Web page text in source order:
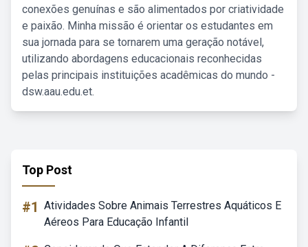
conexões genuínas e são alimentados por criatividade
e paixão. Minha missão é orientar os estudantes em
sua jornada para se tornarem uma geração notável,
utilizando abordagens educacionais reconhecidas
pelas principais instituições acadêmicas do mundo -
dsw.aau.edu.et.
Top Post
#1 Atividades Sobre Animais Terrestres Aquáticos E
Aéreos Para Educação Infantil